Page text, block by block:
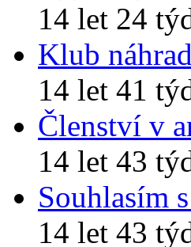
14 let 24
Klub
14 let 41
Členství v
14 let 43
Souhlasím
14 let 43